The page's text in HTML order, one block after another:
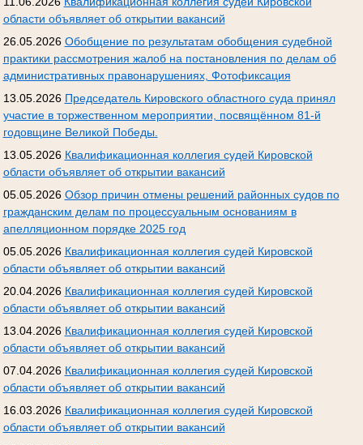
области объявляет об открытии вакансий
26.05.2026 Обобщение по результатам обобщения судебной
практики рассмотрения жалоб на постановления по делам об
административных правонарушениях, Фотофиксация
13.05.2026 Председатель Кировского областного суда принял
участие в торжественном мероприятии, посвящённом 81-й
годовщине Великой Победы.
13.05.2026 Квалификационная коллегия судей Кировской
области объявляет об открытии вакансий
05.05.2026 Обзор причин отмены решений районных судов по
гражданским делам по процессуальным основаниям в
апелляционном порядке 2025 год
05.05.2026 Квалификационная коллегия судей Кировской
области объявляет об открытии вакансий
20.04.2026 Квалификационная коллегия судей Кировской
области объявляет об открытии вакансий
13.04.2026 Квалификационная коллегия судей Кировской
области объявляет об открытии вакансий
07.04.2026 Квалификационная коллегия судей Кировской
области объявляет об открытии вакансий
16.03.2026 Квалификационная коллегия судей Кировской
области объявляет об открытии вакансий